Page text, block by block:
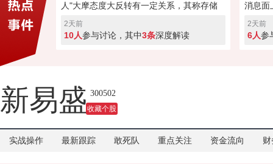
人"大摩态度大反转有一定关系，其称存储
最悲观过去，市场焦点要转向资本回馈，回
购、现金流或将成新催化。经过本周的连续
2天前
10人参与讨论，其中3条深度解读
消息面
长速
芯片
2天前
6人参
新易盛 300502
收藏个股
实战操作 最新跟踪 敢死队 重点关注 资金流向